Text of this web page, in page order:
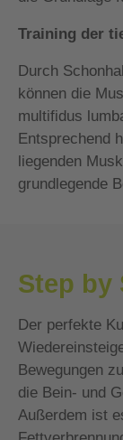
Training der
Durch
können die
multifidus
Entsprechend
liegenden
grundlegende
Step by
Der perfekte
Bewegungen
die Bein- und
Außerdem ist